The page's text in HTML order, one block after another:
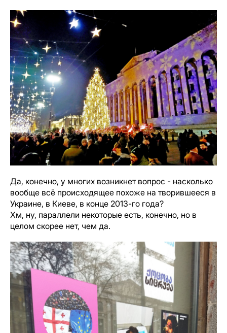
Да, конечно, у многих возникнет вопрос - насколько
вообще всё происходящее похоже на творившееся в
Украине, в Киеве, в конце 2013-го года?
Хм, ну, параллели некоторые есть, конечно, но в
целом скорее нет, чем да.